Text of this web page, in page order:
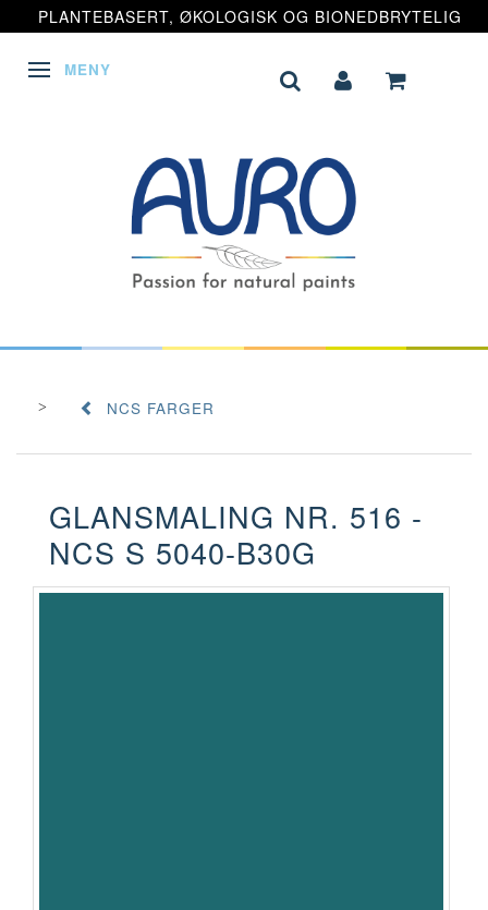
PLANTEBASERT, ØKOLOGISK OG BIONEDBRYTELIG
VEKSLE NAVIGASJON
MENY
NCS FARGER
GLANSMALING NR. 516 -
NCS S 5040-B30G